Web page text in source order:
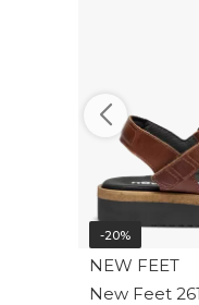
-20%
NEW FEET
New Feet